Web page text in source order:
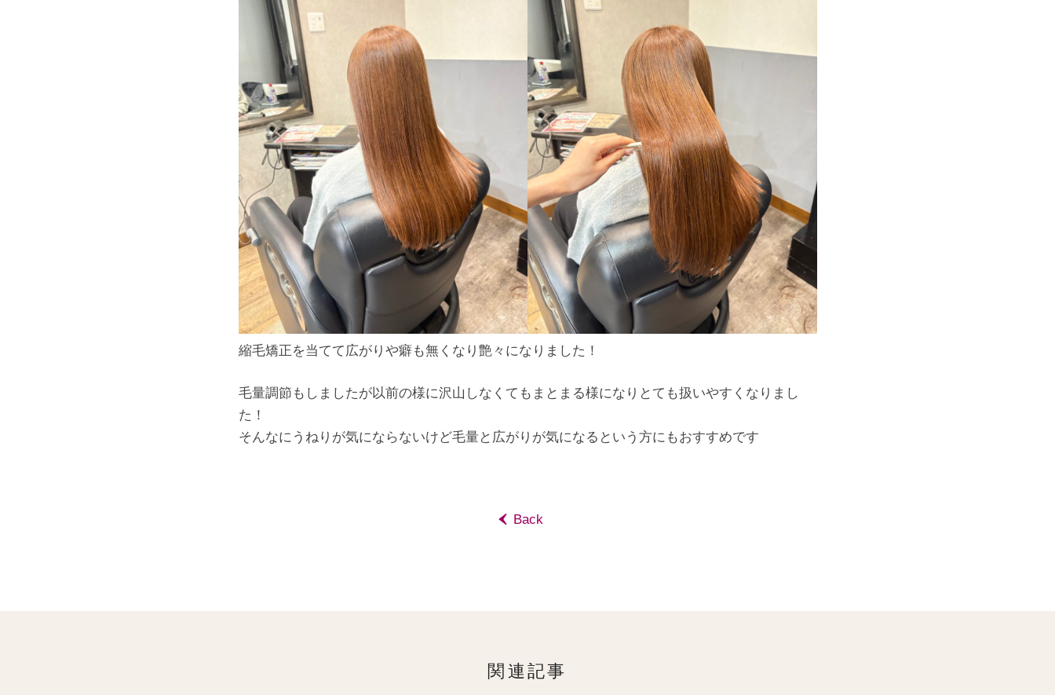
縮毛矯正を当てて広がりや癖も無くなり艶々になりました！
毛量調節もしましたが以前の様に沢山しなくてもまとまる様になりとても扱いやすくなりまし
た！
そんなにうねりが気にならないけど毛量と広がりが気になるという方にもおすすめです
‹ Back
関連記事